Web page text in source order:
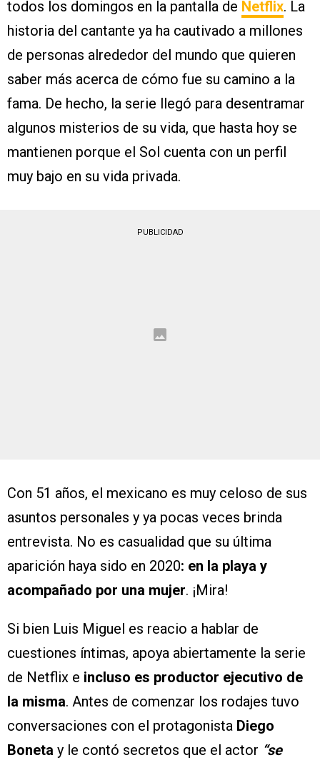
todos los domingos en la pantalla de Netflix. La
historia del cantante ya ha cautivado a millones
de personas alrededor del mundo que quieren
saber más acerca de cómo fue su camino a la
fama. De hecho, la serie llegó para desentramar
algunos misterios de su vida, que hasta hoy se
mantienen porque el Sol cuenta con un perfil
muy bajo en su vida privada.
PUBLICIDAD
Con 51 años, el mexicano es muy celoso de sus
asuntos personales y ya pocas veces brinda
entrevista. No es casualidad que su última
aparición haya sido en 2020: en la playa y
acompañado por una mujer. ¡Mira!
Si bien Luis Miguel es reacio a hablar de
cuestiones íntimas, apoya abiertamente la serie
de Netflix e incluso es productor ejecutivo de
la misma. Antes de comenzar los rodajes tuvo
conversaciones con el protagonista Diego
Boneta y le contó secretos que el actor “se